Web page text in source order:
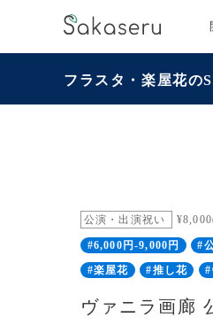
フラスタ・楽屋花の
公演・出演祝い
#6,000円-9,000円 #
#楽屋花
#推し花
ヴァニラ画廊